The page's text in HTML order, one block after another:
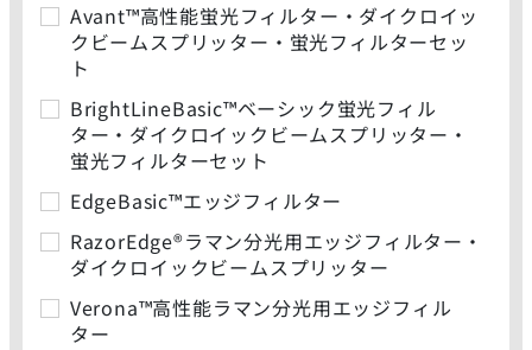
Avant™高性能蛍光フィルター・ダイクロイッ
クビームスプリッター・蛍光フィルターセッ
ト
BrightLineBasic™ベーシック蛍光フィル
ター・ダイクロイックビームスプリッター・
蛍光フィルターセット
EdgeBasic™エッジフィルター
RazorEdge®ラマン分光用エッジフィルター・
ダイクロイックビームスプリッター
Verona™高性能ラマン分光用エッジフィル
ター